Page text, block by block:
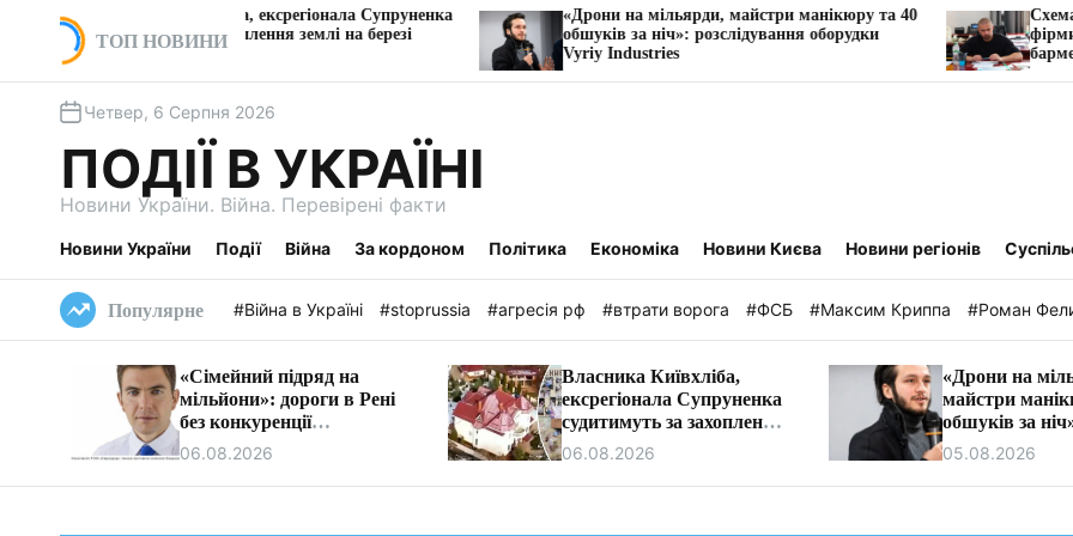
м
ТОП НОВИНИ
ексрегіонала Супруненка
за захоплення землі на березі
«Дрони на мільярди, майстри манікюру та 40
обшуків за ніч»: розслідування оборудки
Vyriy Industries
Схема через «транзитну»
фірми намагалися
барменів у Трускавці.
Четвер, 6 Серпня 2026
ПОДІЇ В УКРАЇНІ
Новини України. Війна. Перевірені факти
Новини України Події Війна За кордоном Політика Економіка Новини Києва Новини регіонів
Популярне #Війна в Україні #stoprussia #агресія рф #втрати ворога #ФСБ #Максим Криппа #Роман
«Сімейний підряд на
мільйони»: дороги в Рені
без конкуренції
ремонтуватиме фірма
комісії Ізмаїла.
06.08.2026
Власника Київхліба,
ексрегіонала Супруненка
судитимуть за захоплення
землі на березі Дніпра
06.08.2026
«Дрони на
майстри
обшуків за
05.08.2026